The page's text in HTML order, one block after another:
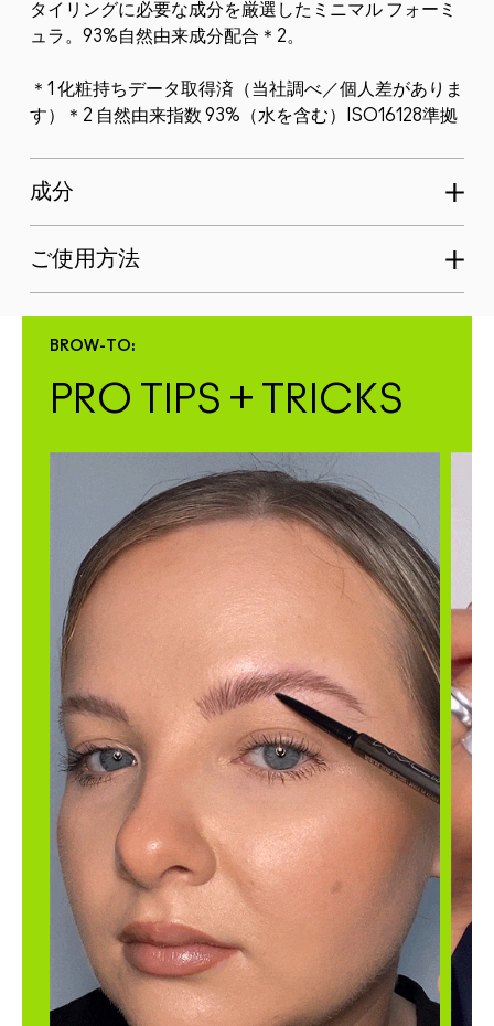
タイリングに必要な成分を厳選したミニマル フォーミ
ュラ。93%自然由来成分配合＊2。
＊1 化粧持ちデータ取得済（当社調べ／個人差がありま
す）＊2 自然由来指数 93%（水を含む）ISO16128準拠
成分
ご使用方法
BROW-TO:
PRO TIPS + TRICKS